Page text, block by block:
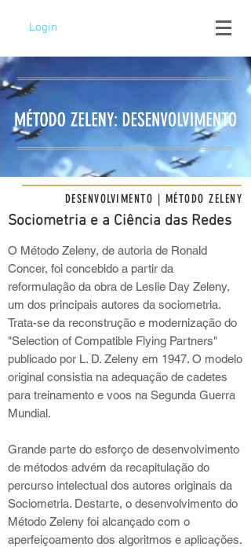
Login
DESENVOLVIMENTO | MÉTODO ZELENY
Sociometria e a Ciência das Redes
O Método Zeleny, de autoria de Ronald
Concer, foi concebido a partir da
reformulação da obra de Leslie Day Zeleny,
um dos principais autores da sociometria.
Trata-se da reconstrução e modernização do
"Selection of Compatible Flying Partners"
publicado por L. D. Zeleny em 1947. O modelo
original consistia na adequação de cadetes
para treinamento e voos na Segunda Guerra
Mundial.
Grande parte do esforço de desenvolvimento
de métodos advém da recapitulação do
percurso intelectual dos autores originais da
Sociometria. Destarte, o desenvolvimento do
Método Zeleny foi alcançado com o
aperfeiçoamento dos algoritmos e aplicações.